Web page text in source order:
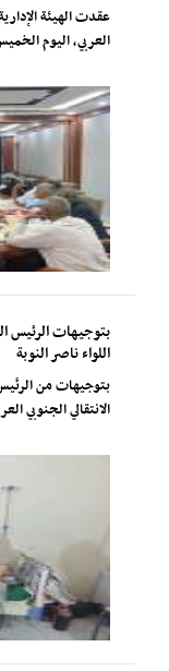
عقدت الهيئة
العربي، اليوم
بتوجيهات الرئيس
اللواء ناصر النوبة
بتوجيهات من
الانتقالي الجنوبي